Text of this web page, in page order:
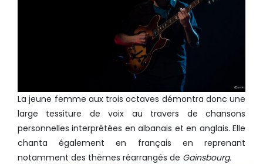
La jeune femme aux trois octaves démontra donc une
large tessiture de voix au travers de chansons
personnelles interprétées en albanais et en anglais. Elle
chanta également en français en reprenant
notamment des thèmes réarrangés de Gainsbourg.